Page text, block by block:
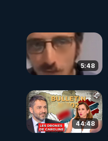
5:48
44:48